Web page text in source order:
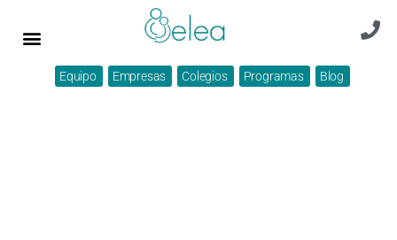
Equipo Empresas Colegios Programas Blog